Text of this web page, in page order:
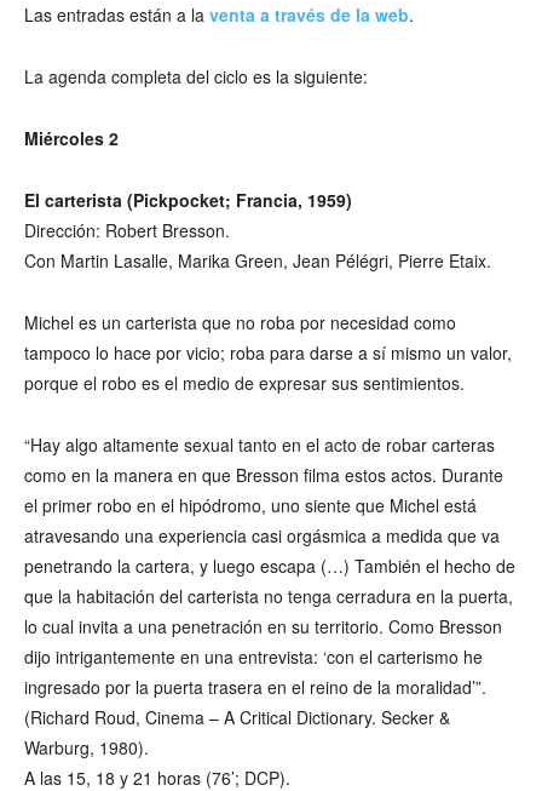
Las entradas están a la venta a través de la web.
La agenda completa del ciclo es la siguiente:
Miércoles 2
El carterista (Pickpocket; Francia, 1959)
Dirección: Robert Bresson.
Con Martin Lasalle, Marika Green, Jean Pélégri, Pierre Etaix.
Michel es un carterista que no roba por necesidad como
tampoco lo hace por vicio; roba para darse a sí mismo un valor,
porque el robo es el medio de expresar sus sentimientos.
“Hay algo altamente sexual tanto en el acto de robar carteras
como en la manera en que Bresson filma estos actos. Durante
el primer robo en el hipódromo, uno siente que Michel está
atravesando una experiencia casi orgásmica a medida que va
penetrando la cartera, y luego escapa (…) También el hecho de
que la habitación del carterista no tenga cerradura en la puerta,
lo cual invita a una penetración en su territorio. Como Bresson
dijo intrigantemente en una entrevista: ‘con el carterismo he
ingresado por la puerta trasera en el reino de la moralidad’”.
(Richard Roud, Cinema – A Critical Dictionary. Secker &
Warburg, 1980).
A las 15, 18 y 21 horas (76’; DCP).